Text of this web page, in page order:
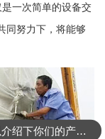
一次简单的设备交
同努力下，将能够
可以介绍下你们的产品么？